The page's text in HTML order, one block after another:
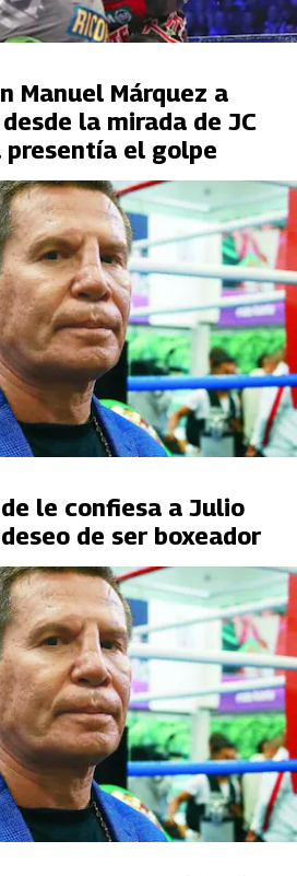
Manuel Márquez a
la mirada de JC
presentía el golpe
le confiesa a Julio
de ser boxeador